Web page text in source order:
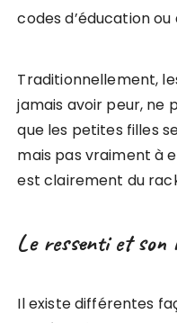
codes d’éducation ou
Traditionnellement,
jamais avoir peur, ne
que les petites filles
mais pas vraiment à
est clairement du
Le ressenti et son
Il existe différentes